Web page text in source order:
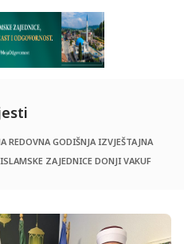
REDOVNA GODIŠNJA IZVJEŠTAJNA
ZAJEDNICE DONJI VAKUF